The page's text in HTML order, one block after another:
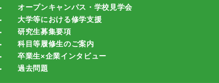
オープンキャンパス・学校見学会
大学等における修学支援
研究生募集要項
科目等履修生のご案内
卒業生×企業インタビュー
過去問題